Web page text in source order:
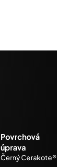
Povrchová
úprava
Černý Cerakote®